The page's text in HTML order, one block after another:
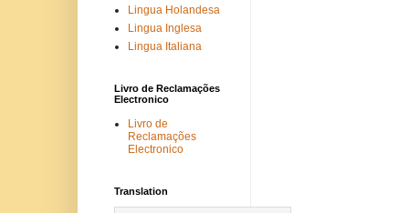
Lingua Holandesa
Lingua Inglesa
Lingua Italiana
Livro de Reclamações
Electronico
Livro de
Reclamações
Electronico
Translation